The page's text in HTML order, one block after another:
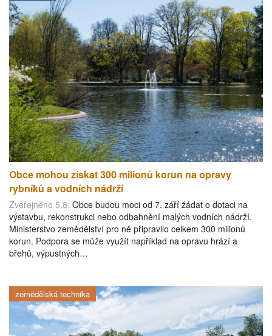
Obce mohou získat 300 milionů korun na opravy
rybníků a vodních nádrží
Zveřejněno 5.8. Obce budou moci od 7. září žádat o dotaci na
výstavbu, rekonstrukci nebo odbahnění malých vodních nádrží.
Ministerstvo zemědělství pro ně připravilo celkem 300 milionů
korun. Podpora se může využít například na opravu hrází a
břehů, výpustných…
zemědělská technika